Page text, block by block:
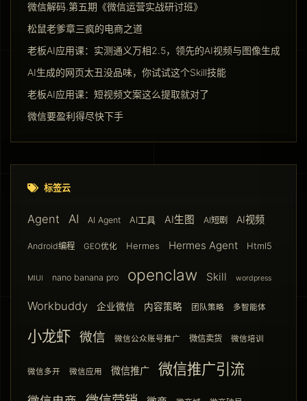
微信解码.第五期《微信运营实战研讨班》
松鼠老爹章三疯的电商之道
老板AI应用课：实测通义万相2.5，领先的AI视频与图像生成模型
AI生成的网页太丑没品味，你试试这个Skill技能
老板AI应用课：短视频文案这么提取就对了
微信要盈利得尽快下手
标签云
Agent AI AI Agent AI工具 AI生图 AI短剧 AI视频
Android编程 GEO优化 Hermes Hermes Agent Html5
MIUI nano banana pro openclaw Skill wordpress
Workbuddy 企业微信 内容策略 团队策略 多智能体
小龙虾 微信 微信公众账号推广 微信卖货 微信培训
微信多开 微信应用 微信推广 微信推广引流